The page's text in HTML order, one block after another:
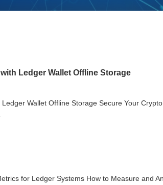
Ledger Wallet Offline Storage
Wallet Offline Storage Secure Your
for Ledger Systems How to Measure and